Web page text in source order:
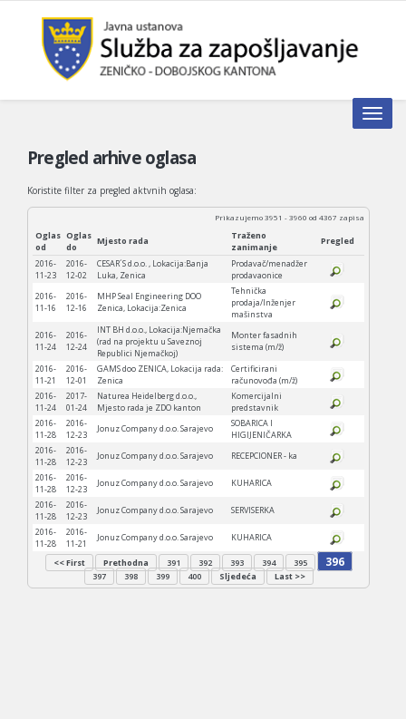
Toggle
Pregled arhive oglasa
Koristite filter za pregled aktvnih oglasa:
Prikazujemo 3951 - 3960 od 4367 zapisa
Oglas
od
Oglas
do
Mjesto rada
Traženo
zanimanje
Pregled
2016-
11-23
2016-
12-02
CESAR´S d.o.o. , Lokacija:Banja
Luka, Zenica
Prodavač/menadžer
prodavaonice
2016-
11-16
2016-
12-16
MHP Seal Engineering DOO
Zenica, Lokacija:Zenica
Tehnička
prodaja/Inženjer
mašinstva
2016-
11-24
2016-
12-24
INT BH d.o.o., Lokacija:Njemačka
(rad na projektu u Saveznoj
Republici Njemačkoj)
Monter fasadnih
sistema (m/ž)
2016-
11-21
2016-
12-01
GAMS doo ZENICA, Lokacija rada:
Zenica
Certificirani
računovođa (m/ž)
2016-
11-24
2017-
01-24
Naturea Heidelberg d.o.o.,
Mjesto rada je ZDO kanton
Komercijalni
predstavnik
2016-
11-28
2016-
12-23
Jonuz Company d.o.o. Sarajevo
SOBARICA I
HIGIJENIČARKA
2016-
11-28
2016-
12-23
Jonuz Company d.o.o. Sarajevo
RECEPCIONER - ka
2016-
11-28
2016-
12-23
Jonuz Company d.o.o. Sarajevo
KUHARICA
2016-
11-28
2016-
12-23
Jonuz Company d.o.o. Sarajevo
SERVISERKA
2016-
11-28
2016-
11-21
Jonuz Company d.o.o. Sarajevo KUHARICA
<< First Prethodna 391 392 393 394 395 396
397 398 399 400 Sljedeća Last >>